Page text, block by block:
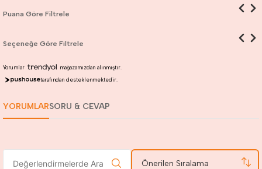
Puana Göre Filtrele
Seçeneğe Göre Filtrele
Yorumlar
mağazamızdan alınmıştır.
tarafından desteklenmektedir.
YORUMLARSORU & CEVAP
Önerilen Sıralama